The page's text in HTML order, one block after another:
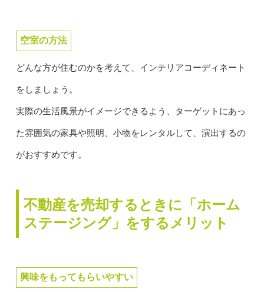
空室の方法
どんな方が住むのかを考えて、インテリアコーディネート
をしましょう。
実際の生活風景がイメージできるよう、ターゲットにあっ
た雰囲気の家具や照明、小物をレンタルして、演出するの
がおすすめです。
不動産を売却するときに「ホーム
ステージング」をするメリット
興味をもってもらいやすい